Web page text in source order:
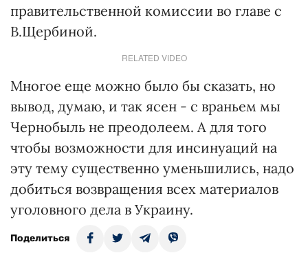
правительственной комиссии во главе с
В.Щербиной.
RELATED VIDEO
Многое еще можно было бы сказать, но
вывод, думаю, и так ясен - с враньем мы
Чернобыль не преодолеем. А для того
чтобы возможности для инсинуаций на
эту тему существенно уменьшились, надо
добиться возвращения всех материалов
уголовного дела в Украину.
Поделиться